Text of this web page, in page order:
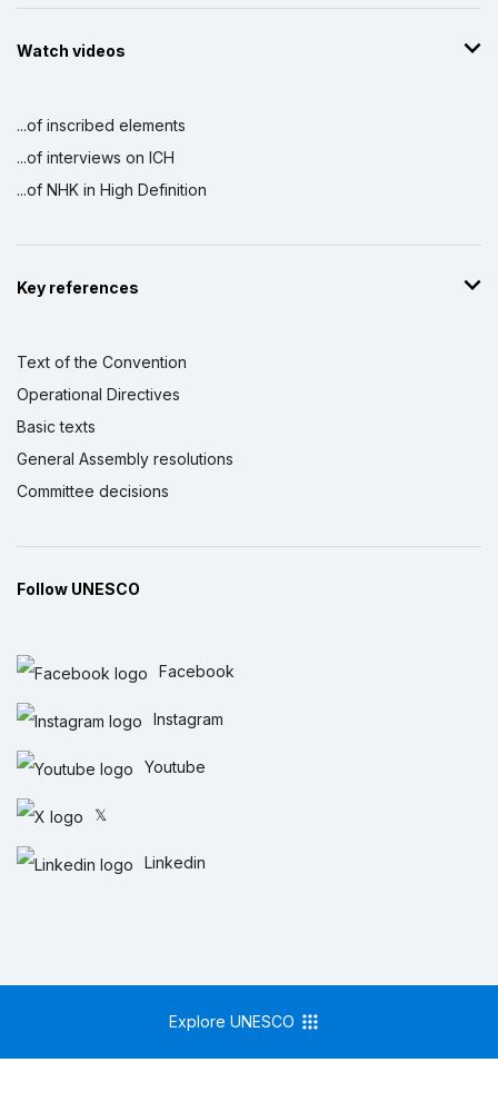
Watch videos
...of inscribed elements
...of interviews on ICH
...of NHK in High Definition
Key references
Text of the Convention
Operational Directives
Basic texts
General Assembly resolutions
Committee decisions
Follow UNESCO
Facebook
Instagram
Youtube
𝕏
Linkedin
Explore UNESCO